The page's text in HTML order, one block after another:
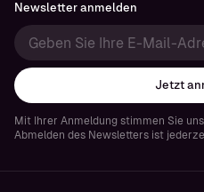
Newsletter anmelden
Jetzt
Mit Ihrer Anmeldung stimmen Sie
Abmelden des Newsletters ist